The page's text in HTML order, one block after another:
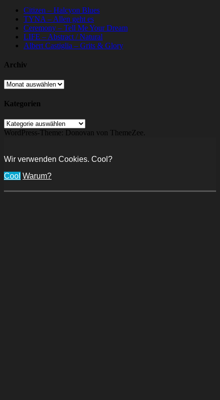
Citizen – Halcyon Blues
TYNA – Allen geht es
Ceremony – Tell Me Your Dream
LIFE – Abstract / Natural
Albert Castiglia – Grits & Glory
Archiv
Archiv
Kategorien
Kategorien
WordPress-Theme: Donovan von ThemeZee.
Wir verwenden Cookies. Cool?
Cool Warum?